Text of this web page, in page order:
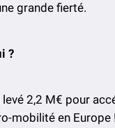
grande fierté.
?
2,2 M€ pour
mobilité en